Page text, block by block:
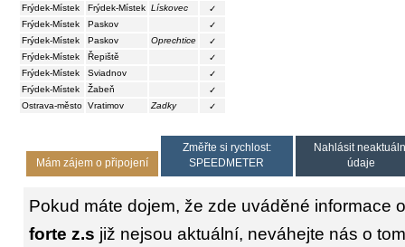
Frýdek-Místek
Frýdek-Místek Lískovec
✓
Frýdek-Místek
Paskov
✓
Frýdek-Místek
Paskov Oprechtice
✓
Frýdek-Místek
Řepiště
✓
Frýdek-Místek
Sviadnov
✓
Frýdek-Místek
Žabeň
✓
Ostrava-město Vratimov Zadky ✓
Mám zájem o připojení
Změřte si rychlost:
SPEEDMETER
Nahlásit
údaje
Pokud máte dojem, že zde uváděné informace
forte z.s již nejsou aktuální, neváhejte nás o